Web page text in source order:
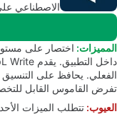
الاصطناعي
المميزات:
تفرض القاموس القابل
العيوب: